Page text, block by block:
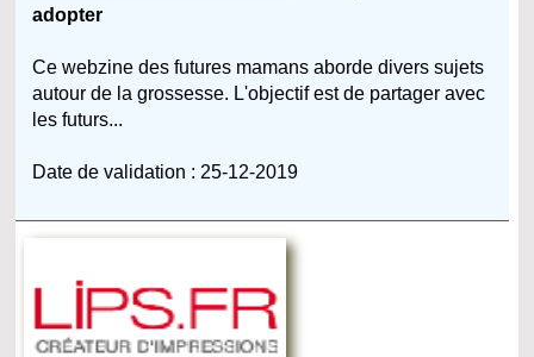
adopter
Ce webzine des futures mamans aborde divers sujets
autour de la grossesse. L'objectif est de partager avec
les futurs...
Date de validation : 25-12-2019